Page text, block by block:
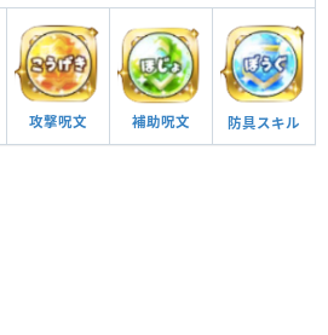
攻撃呪文 補助呪文 防具スキル